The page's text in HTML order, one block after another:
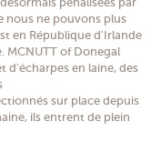
nous ne pouvons plus
en République d'Irlande
MCNUTT of Donegal
d'écharpes en laine, des
sur place depuis
ils entrent de plein